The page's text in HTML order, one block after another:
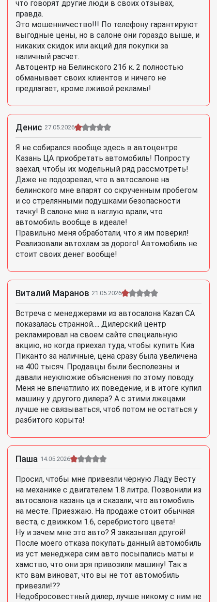
что говорят другие люди в своих отзывах,
правда.
Это мошенничество!!! По телефону гарантируют
выгодные цены, но в салоне они гораздо выше, и
никаких скидок или акций для покупки за
наличный расчет.
Автоцентр на Белинского 21б к. 2 полностью
обманывает своих клиентов и ничего не
предлагает, кроме лживой рекламы!
Денис 27.05.2026
Я не собирался вообще здесь в автоцентре
Казань ЦА приобретать автомобиль! Попросту
заехал, чтобы их модельный ряд рассмотреть!
Даже не подозревал, что в автосалоне на
белинского мне впарят со скрученным пробегом
и со стрелянными подушками безопасности
тачку! В салоне мне в наглую врали, что
автомобиль вообще в идеале!
Правильно меня обработали, что я им поверил!
Реализовали автохлам за дорого! Автомобиль не
стоит своих денег вообще!
Виталий Маранов 21.05.2026
Встреча с менеджерами из автосалона Kazan CA
показалась странной…. Дилерский центр
рекламировал на своем сайте специальную
акцию, но когда приехал туда, чтобы купить Киа
Пиканто за наличные, цена сразу была увеличена
на 400 тысяч. Продавцы были бесполезны и
давали неуклюжие объяснения по этому поводу.
Меня не впечатлило их поведение, и в итоге купил
машину у другого дилера? А с этими лжецами
лучше не связываться, чтоб потом не остаться у
разбитого корыта!
Паша 14.05.2026
Просил, чтобы мне привезли чёрную Ладу Весту
на механике с двигателем 1.8 литра. Позвонили из
автосалона казань ца и сказали, что автомобиль
на месте. Приезжаю. На продаже стоит обычная
веста, с движком 1.6, серебристого цвета!
Ну и зачем мне это авто? Я заказывал другой!
После моего отказа покупать данный автомобиль
из уст менеджера сим авто посыпались маты и
хамство, что они зря привозили машину! Так а
кто вам виноват, что вы не тот автомобиль
привезли!??
Недобросовестный дилер, лучше никому с ним не